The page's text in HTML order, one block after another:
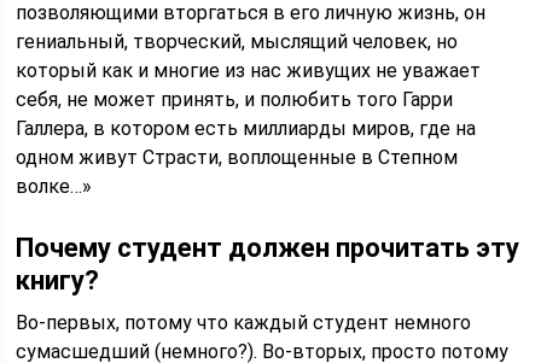
позволяющими вторгаться в его личную жизнь, он
гениальный, творческий, мыслящий человек, но
который как и многие из нас живущих не уважает
себя, не может принять, и полюбить того Гарри
Галлера, в котором есть миллиарды миров, где на
одном живут Страсти, воплощенные в Степном
волке…»
Почему студент должен прочитать эту
книгу?
Во-первых, потому что каждый студент немного
сумасшедший (немного?). Во-вторых, просто потому